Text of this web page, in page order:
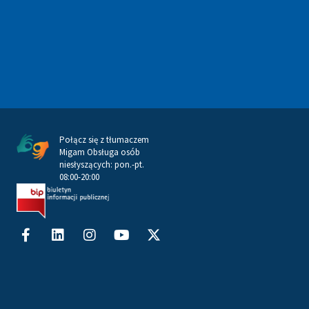
Połącz się z tłumaczem
Migam Obsługa osób
niesłyszących: pon.-pt.
08:00-20:00
Facebook-
f
LinkedinInstagram
twitter